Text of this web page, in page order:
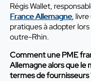
Régis Wallet,
France Allemagne,
pratiques à adopter
outre-Rhin.
Comment une PME
Allemagne alors que le
termes de fournisseurs